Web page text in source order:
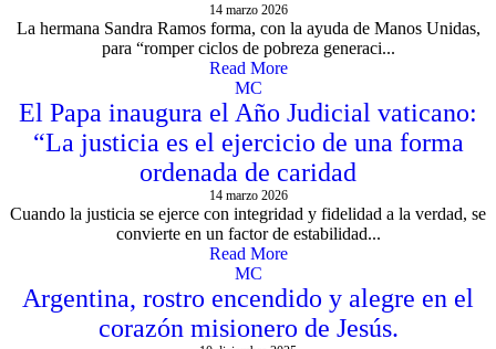
14 marzo 2026
La hermana Sandra Ramos forma, con la ayuda de Manos Unidas,
para “romper ciclos de pobreza generaci...
Read More
MC
El Papa inaugura el Año Judicial vaticano:
“La justicia es el ejercicio de una forma
ordenada de caridad
14 marzo 2026
Cuando la justicia se ejerce con integridad y fidelidad a la verdad, se
convierte en un factor de estabilidad...
Read More
MC
Argentina, rostro encendido y alegre en el
corazón misionero de Jesús.